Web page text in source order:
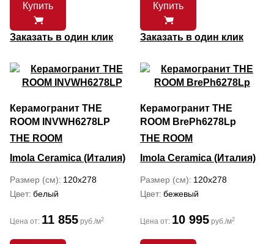
Купить
Заказать в один клик
Купить
Заказать в один клик
Керамогранит THE
ROOM INVWH6278LP
THE ROOM
Imola Ceramica (Италия)
Размер (см) 120x278
Цвет белый
Цена от: 11 855 руб./м2
Керамогранит THE
ROOM BrePh6278Lp
THE ROOM
Imola Ceramica (Италия)
Размер (см) 120x278
Цвет бежевый
Цена от: 10 995 руб./м2